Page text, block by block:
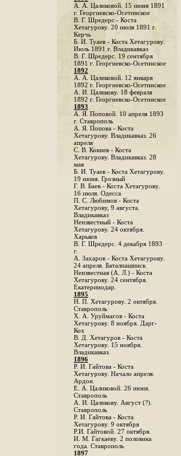
А. А. Цаликовой. 15 июня 1891
г. Георгиевско-Осетинское
B. Г. Шредерс - Коста
Хетагурову. 20 июля 1891 г.
Керчь
Б. И. Туаев - Коста Хетагурову.
Июль 1891 г. Владикавказ
В. Г. Шредерс. 19 сентября
1891 г. Георгиевско-Осетинское
1892
А. А. Цаликовой. 12 января
1892 г. Георгиевско-Осетинское
А. И. Цаликову. 18 февраля
1892 г. Георгиевско-Осетинское
1893
А. Я. Поповой. 10 апреля 1893
г. Ставрополь
A. Я. Попова - Коста
Хетагурову. Владикавказ. 26
апреля
С. В. Кокиев - Коста
Хетагурову. Владикавказ. 28
мая
Б. И. Туаев - Коста Хетагурову.
19 июня. Грозный
Г. В. Баев - Коста Хетагурову.
16 июля. Одесса
П. С. Любимов - Коста
Хетагурову, 9 августа.
Владикавказ
Неизвестный - Коста
Хетагурову. 24 октября.
Харьков
B. Г. Шредерс. 4 декабря 1893
г.
А. Захаров - Коста Хетагурову.
24 апреля. Баталпашинск
Неизвестная (А. Л.) - Коста
Хетагурову. 24 сентября.
Екатеринодар.
1895
Н. П. Хетагурову. 2 октября.
Ставрополь
X. А. Уруймагов - Коста
Хетагурову. 8 ноября. Дарг-
Кох
В. Д. Хетагуров - Коста
Хетагурову. 15 ноября.
Владикавказ.
1896
Р. И. Гайтова - Коста
Хетагурову. Начало апреля.
Ардон.
Е. А. Цаликовой. 26 июня.
Ставрополь
А. И. Цаликову. Август (?).
Ставрополь
Р. И. Гайтова - Коста
Хетагурову. 9 октября
Р.И. Гайтовой. 27 октября.
И. М. Гагкаеву. 2 половика
года. Ставрополь
1897